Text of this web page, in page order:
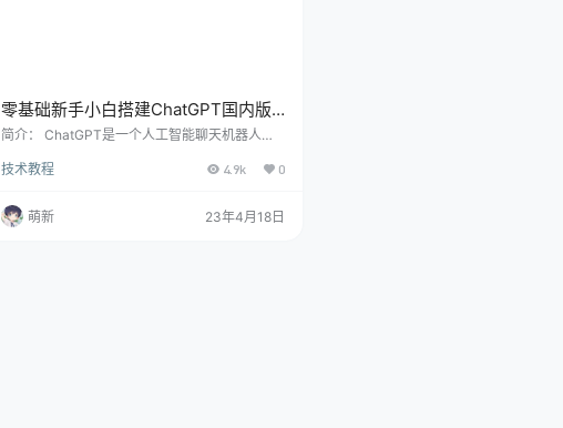
零基础新手小白搭建ChatGPT国内版
教程
简介： ChatGPT是一个人工智能聊天机器人，
和回答用户提出的问题。它使用的预训练模型是
r），由OpenAI开发。ChatGPT继承了GPT的能
力，可以生成高质量的自然语言文本，同时它还
技术教程 4.9k 0
萌新 23年4月18日